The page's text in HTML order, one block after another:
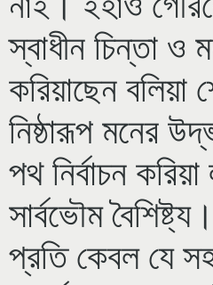
স্বাধীন চিন্তা ও
করিয়াছেন
নিষ্ঠারূপ মনের
পথ নির্বাচন
সার্বভৌম
প্রতি কেবল যে